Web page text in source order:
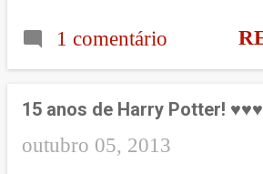
@andreaguima
foto!!
inspirações de
livros!! =] Bom
todo mundo!!!
1 comentário
15 anos de Harry Potter! ♥♥♥
outubro 05, 2013